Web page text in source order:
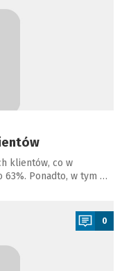
klientów, co w
63%. Ponadto, w tym …
0